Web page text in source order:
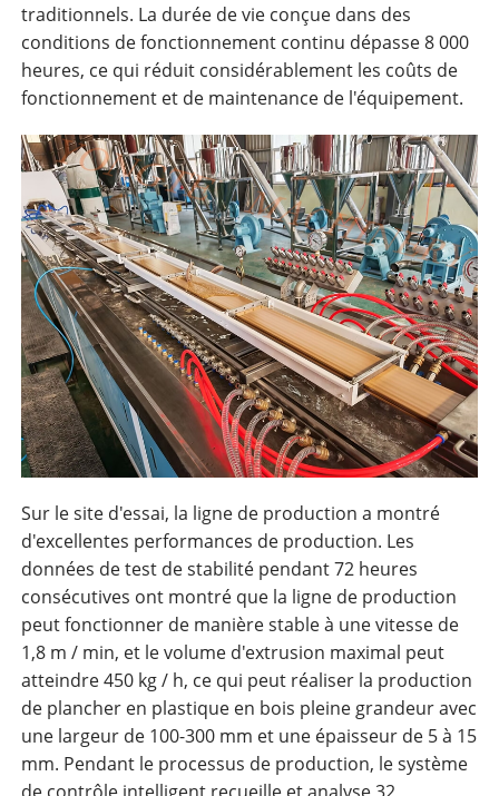
traditionnels. La durée de vie conçue dans des
conditions de fonctionnement continu dépasse 8 000
heures, ce qui réduit considérablement les coûts de
fonctionnement et de maintenance de l'équipement.
Sur le site d'essai, la ligne de production a montré
d'excellentes performances de production. Les
données de test de stabilité pendant 72 heures
consécutives ont montré que la ligne de production
peut fonctionner de manière stable à une vitesse de
1,8 m / min, et le volume d'extrusion maximal peut
atteindre 450 kg / h, ce qui peut réaliser la production
de plancher en plastique en bois pleine grandeur avec
une largeur de 100-300 mm et une épaisseur de 5 à 15
mm. Pendant le processus de production, le système